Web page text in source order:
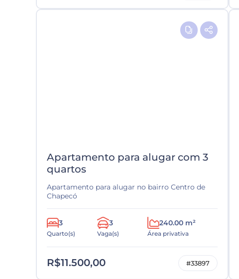
Apartamento para alugar com 3
quartos
Apartamento para alugar no bairro Centro de
Chapecó
3
Quarto(s)
3
Vaga(s)
240.00 m²
Área privativa
R$11.500,00 #33897